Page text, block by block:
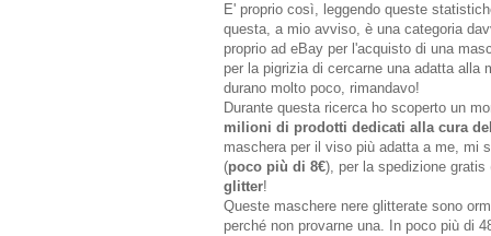
E' proprio così, leggendo queste
questa, a mio avviso, è una categoria
proprio ad eBay per l'acquisto di una
per la pigrizia di cercarne una adatta alla
durano molto poco, rimandavo!
Durante questa ricerca ho scoperto un
milioni di prodotti dedicati alla cura
maschera per il viso più adatta a me, mi
(poco più di 8€), per la spedizione
glitter!
Queste maschere nere glitterate sono
perché non provarne una. In poco più di